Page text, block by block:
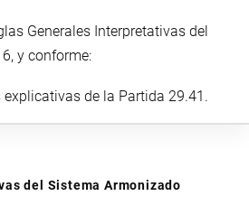
Generales Interpretativas del
y conforme:
de la Partida 29.41.
del Sistema Armonizado